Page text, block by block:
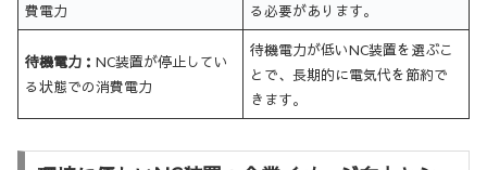
費電力
る必要があります。
待機電力：NC装置が停止してい
る状態での消費電力
待機電力が低いNC装置を選ぶこ
とで、長期的に電気代を節約で
きます。